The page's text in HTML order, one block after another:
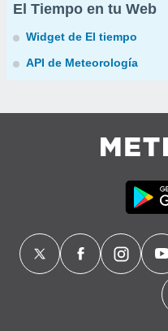
El Tiempo en tu Web
Widget de El tiempo
API de Meteorología